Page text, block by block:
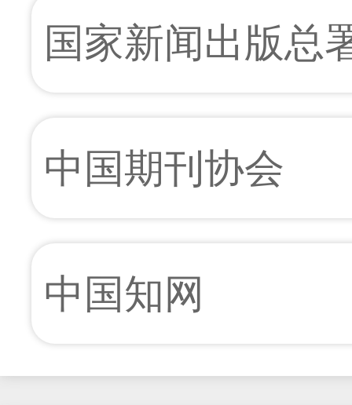
国家新闻出版总
中国期刊协会
中国知网